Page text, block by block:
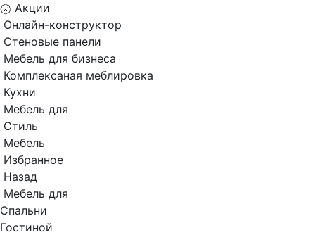
Акции
Онлайн-конструктор
Стеновые панели
Мебель для бизнеса
Комплексаная меблировка
Кухни
Мебель для
Стиль
Мебель
Избранное
Назад
Мебель для
Спальни
Гостиной